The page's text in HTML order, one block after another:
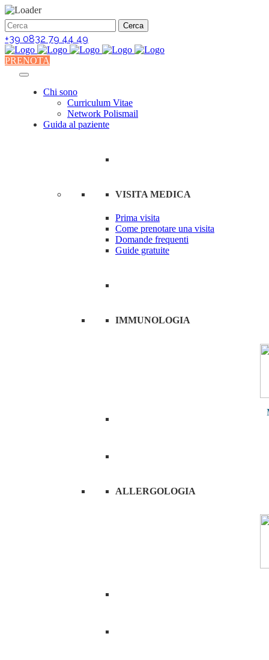
+39 0832 79 44 49
PRENOTA
Chi sono
Curriculum Vitae
Network Polismail
Guida al paziente
VISITA MEDICA
Prima visita
Come prenotare una visita
Domande frequenti
Guide gratuite
IMMUNOLOGIA
ALLERGOLOGIA